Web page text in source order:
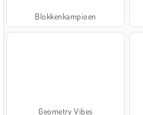
Blokkenkampioen
Geometry Vibes